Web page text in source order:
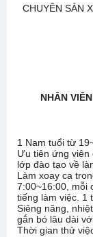
CHUYÊN SẢN
NHÂN
1 Nam tuổi từ
Ưu tiên ứng viên
lớp đào tạo về
Làm xoay ca
7:00~16:00, mỗi
tiếng làm việc. 1
Siêng năng,
gắn bó lâu dài
Thời gian thử